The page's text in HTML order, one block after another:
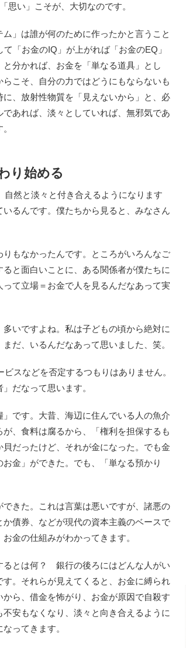
思い」こそが、大切なのです。
」は誰が何のために作ったかと言うこと
「お金のIQ」が上がれば「お金のEQ」
分かれば、お金を「単なる道具」とし
こそ、自分の力ではどうにもならないも
、放射性物質を「見えないから」と、必
あれば、淡々としていれば、無邪気であ
り始める
自然と淡々と付き合えるようになります
るんです。僕たちから見ると、みなさん
もなかったんです。ところがいろんなご
と面白いことに、ある関係者が僕たちに
て立場＝お金で人を見るんだなあって実
いですよね。私は子どもの頃から絶対に
だ、いるんだなあって思いました、笑。
スなどを否定するつもりはありません。
だなって思います。
です。大昔、海辺に住んでいる人の魚介
、食料は腐るから、「権利を担保するも
だったけど、それが金になった。でも金
金」ができた。でも、「単なる預かり
きた。これは言葉は悪いですが、諸悪の
債券、などが現代の資本主義のベースで
金の仕組みがわかってきます。
とは何？ 銀行の後ろにはどんな人がい
。それらが見えてくると、お金に縛られ
ら、借金を怖がり、お金が原因で自殺す
安もなくなり、淡々と向き合えるように
ってきます。